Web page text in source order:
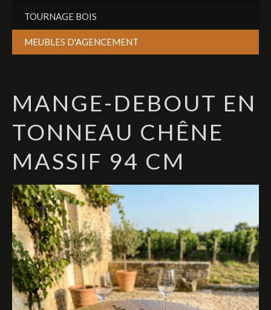
TOURNAGE BOIS
MEUBLES D'AGENCEMENT
MANGE-DEBOUT EN
TONNEAU CHÊNE
MASSIF 94 CM